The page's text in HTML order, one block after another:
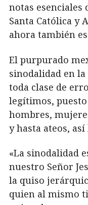
notas esenciales
Santa Católica y
ahora también
El purpurado
sinodalidad en
toda clase de
legítimos,
hombres,
y hasta ateos,
«La sinodalidad
nuestro Señor
la quiso
quien al mismo